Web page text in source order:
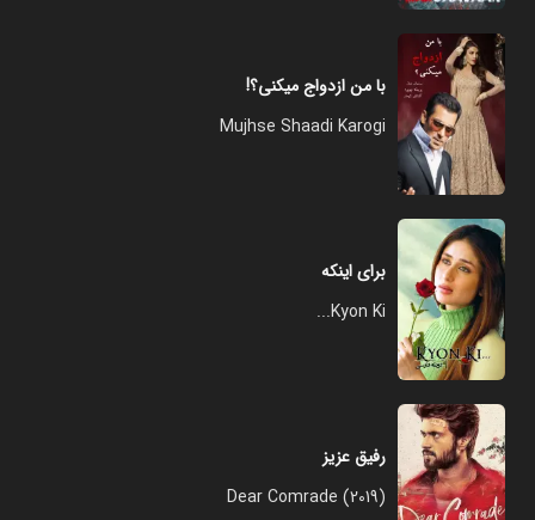
با من ازدواج میکنی؟!
Mujhse Shaadi Karogi
برای اینکه
Kyon Ki...
رفیق عزیز
Dear Comrade (2019)